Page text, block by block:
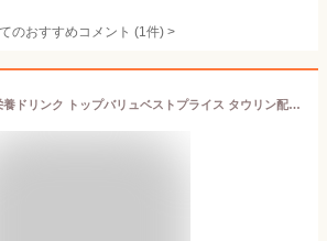
のおすすめコメント (1件) >
(ケース販売）栄養ドリンク トップバリュベストプライス タウリン配合ドリンク2000 100ml×50本(指定医薬部外品) イオンスタイルオンライン